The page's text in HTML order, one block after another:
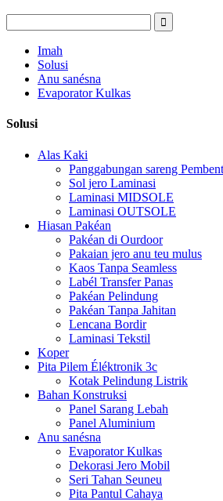
Imah
Solusi
Anu sanésna
Evaporator Kulkas
Solusi
Alas Kaki
Panggabungan sareng
Sol jero Laminasi
Laminasi MIDSOLE
Laminasi OUTSOLE
Hiasan Pakéan
Pakéan di Ourdoor
Pakaian jero anu teu mulus
Kaos Tanpa Seamless
Labél Transfer Panas
Pakéan Pelindung
Pakéan Tanpa Jahitan
Lencana Bordir
Laminasi Tekstil
Koper
Pita Pilem Éléktronik 3c
Kotak Pelindung Listrik
Bahan Konstruksi
Panel Sarang Lebah
Panel Aluminium
Anu sanésna
Evaporator Kulkas
Dekorasi Jero Mobil
Seri Tahan Seuneu
Pita Pantul Cahaya